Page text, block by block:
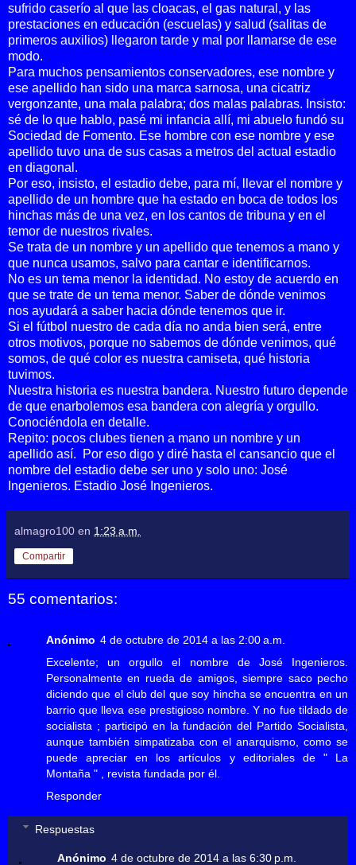
sufrido caserío al que las cloacas, el gas natural, y las
prestaciones en educación (escuelas) y salud (salitas de
primeros auxilios) llegaron tarde y mal por llamarse de ese
modo.
Para muchos pensamientos conservadores, ese nombre y
ese apellido han sido una marca sarnosa, una cicatriz
vergonzante, una mala palabra; dos malas palabras. Insisto:
sé de lo que hablo, pasé mi infancia allí, mi abuelo fundó su
Sociedad de Fomento. Ese hombre con ese nombre y ese
apellido tuvo una de sus casas a metros del actual estadio
en diagonal.
Por eso, insisto, el estadio debe, para mí, llevar el nombre y
apellido de un hombre que ha estado en boca de todos los
hinchas más de una vez, en los cantos de tribuna y en el
temor de nuestros rivales.
Se trata de un nombre y un apellido que tenemos a mano y
que nunca usamos, salvo para cantar e identificarnos.
No es un tema menor la identidad. No estoy de acuerdo en
que se trate de un tema menor. Saber de dónde venimos
nos ayudará a saber hacia dónde tenemos que ir.
Si el fútbol nuestro de cada día no anda bien será, entre
otros motivos, porque no sabemos de dónde venimos, qué
somos, de qué color es nuestra camiseta, qué historia
tuvimos.
Nuestra historia es nuestra bandera. Nuestro futuro depende
de que enarbolemos esa bandera con alegría y orgullo.
Conociéndola en detalle.
Repito: pocos clubes tienen a mano un nombre y un
apellido así.
Por eso digo y diré hasta el cansancio que el
nombre del estadio debe ser uno y solo uno: José
Ingenieros. Estadio José Ingenieros.
almagro100 en 1:23 a.m.
Compartir
55 comentarios:
Anónimo 4 de octubre de 2014 a las 2:00 a.m.
Excelente; un orgullo el nombre de José Ingenieros.
Personalmente en rueda de amigos, siempre saco pecho
diciendo que el club del que soy hincha se encuentra en un
barrio que lleva ese prestigioso nombre. Y no fue tildado de
socialista ; participó en la fundación del Partido Socialista,
aunque también simpatizaba con el anarquismo, como se
puede apreciar en los artículos y editoriales de " La
Montaña " , revista fundada por él.
Responder
Respuestas
Anónimo 4 de octubre de 2014 a las 6:30 p.m.